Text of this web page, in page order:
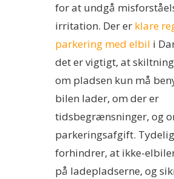
for at undgå
irritation. Der er klare
parkering med elbil i
det er vigtigt, at
om pladsen kun må
bilen lader, om der er
tidsbegrænsninger, og
parkeringsafgift.
forhindrer, at ikke-
på ladepladserne, og